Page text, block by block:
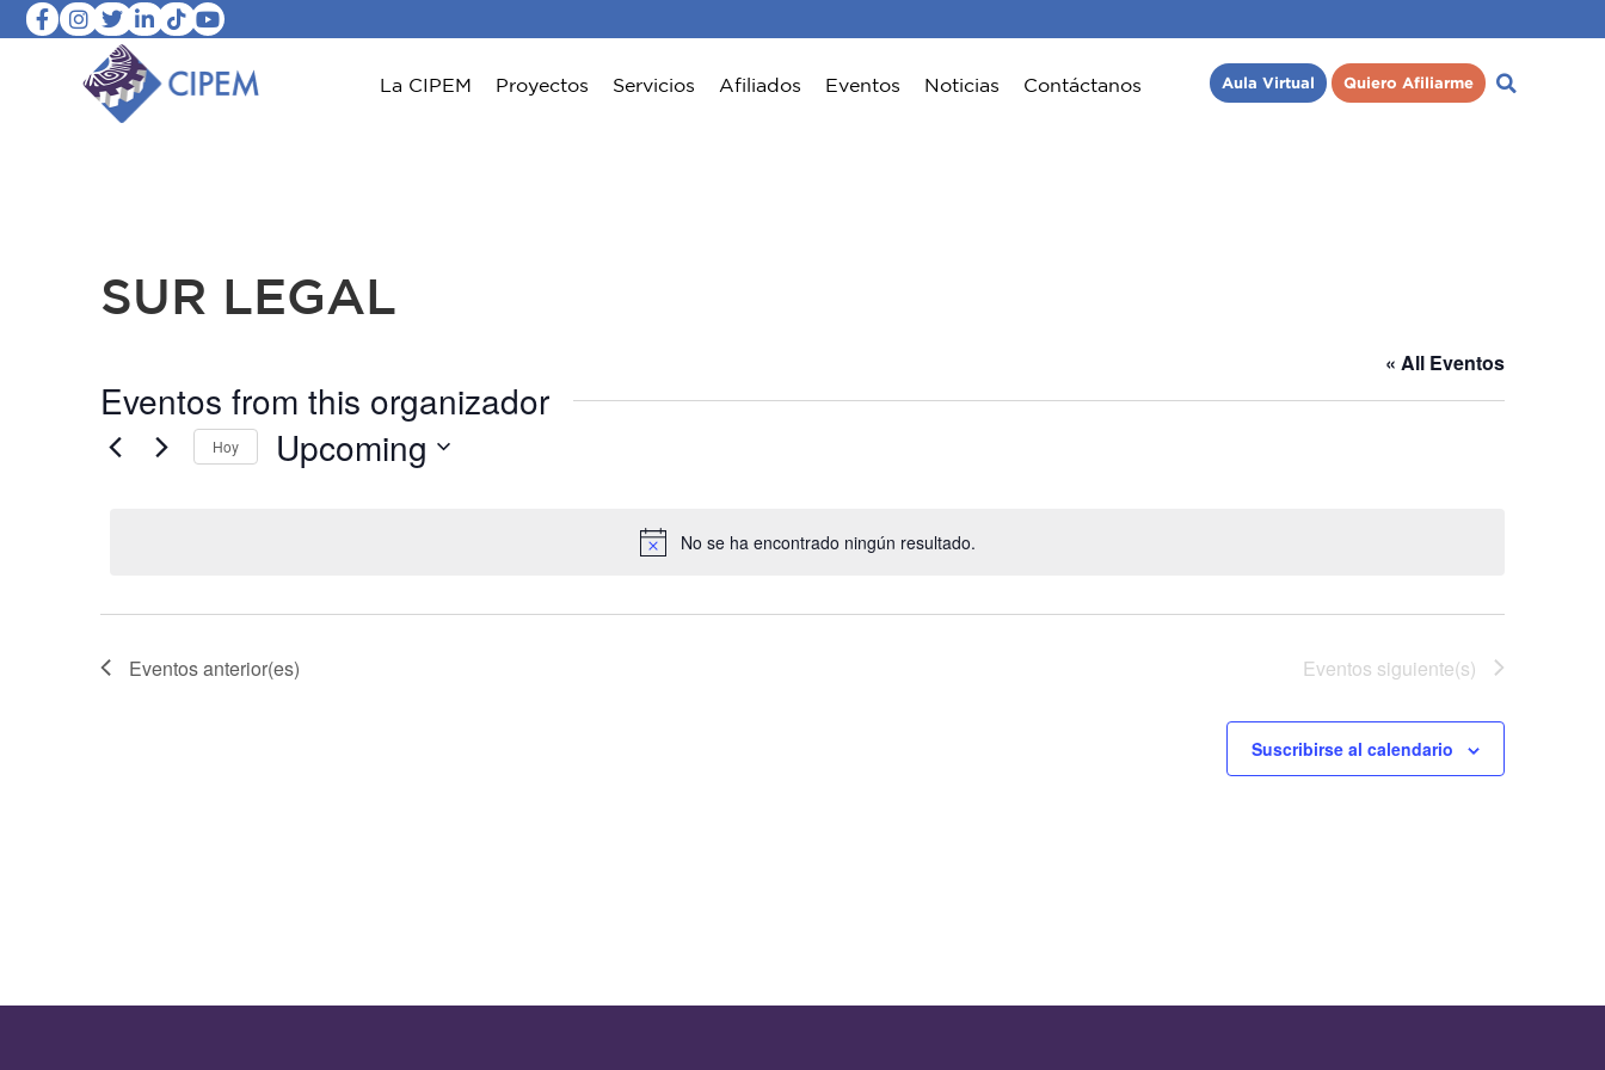
La CIPEM Proyectos Servicios Afiliados Eventos Noticias Contáctanos Aula Virtual Quiero Afiliarme
SUR LEGAL
« All Eventos
Eventos from this organizador
Notice
No se ha encontrado ningún resultado.
Hoy Upcoming
Eventosanterior(es) Eventos siguiente(s)
Suscribirse al calendario